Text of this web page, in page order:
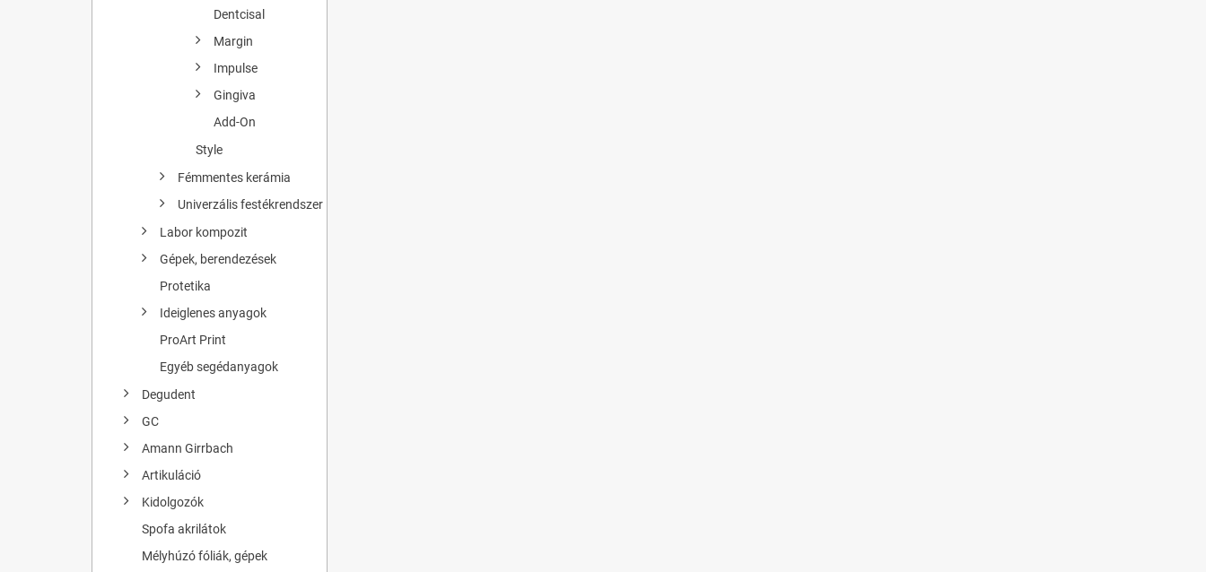
Dentcisal
Margin
Impulse
Gingiva
Add-On
Style
Fémmentes kerámia
Univerzális festékrendszer
Labor kompozit
Gépek, berendezések
Protetika
Ideiglenes anyagok
ProArt Print
Egyéb segédanyagok
Degudent
GC
Amann Girrbach
Artikuláció
Kidolgozók
Spofa akrilátok
Mélyhúzó fóliák, gépek